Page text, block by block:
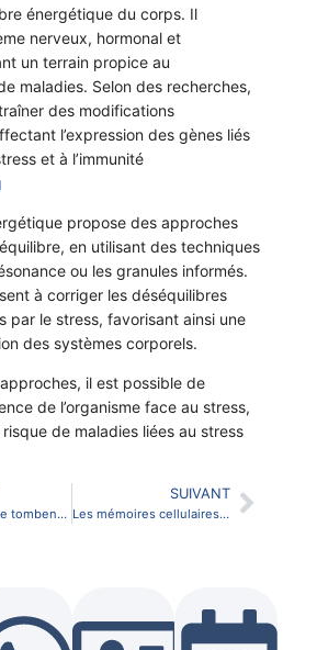
énergétique du corps. Il
nerveux, hormonal et
un terrain propice au
maladies. Selon des recherches,
des modifications
l’expression des gènes liés
et à l’immunité
propose des approches
en utilisant des techniques
ou les granules informés.
à corriger les déséquilibres
par le stress, favorisant ainsi une
des systèmes corporels.
il est possible de
de l’organisme face au stress,
de maladies liées au stress
Les maladies ne tombent pas du ciel : l’intelligence du symptôme
SUIVANT
Les mémoires cellulaires : quand le corps se souvient des traumatismes